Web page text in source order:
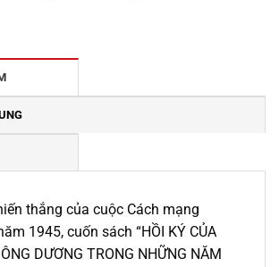
thắng của cuộc Cách mạng
1945, cuốn sách “HỒI KÝ CỦA
DƯƠNG TRONG NHỮNG NĂM